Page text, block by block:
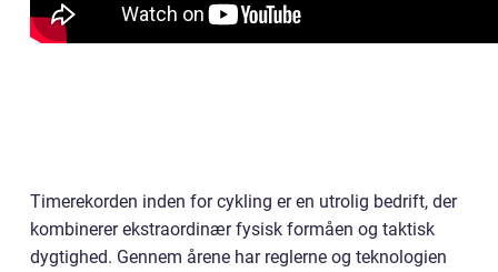
Timerekorden inden for cykling er en utrolig bedrift, der
kombinerer ekstraordinær fysisk formåen og taktisk
dygtighed. Gennem årene har reglerne og teknologien